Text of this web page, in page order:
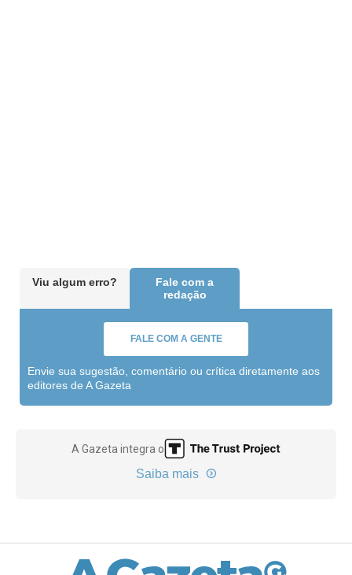
Viu algum erro?
Fale com a
redação
FALE COM A GENTE
Envie sua sugestão, comentário ou crítica diretamente aos
editores de A Gazeta
A Gazeta integra o
Saiba mais